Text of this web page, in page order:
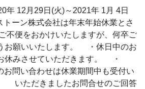
年 12月29日(火)～2021年 1月 4日
トーン株式会社は年末年始休業とさ
不便をおかけいたしますが、何卒ご
お願いいたします。 ・休日中のお
休みさせていただきます。 ・
お問い合わせは休業期間中も受付い
いただきましたお問合せのご回答